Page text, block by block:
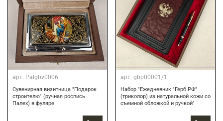
арт. Palgbv0006
Сувенирная визитница "Подарок
строителю" (ручная роспись
Палех) в фуляре
арт. gbp00001/1
Набор "Ежедневник "Герб РФ"
(триколор) из натуральной кожи со
съемной обложкой и ручкой"